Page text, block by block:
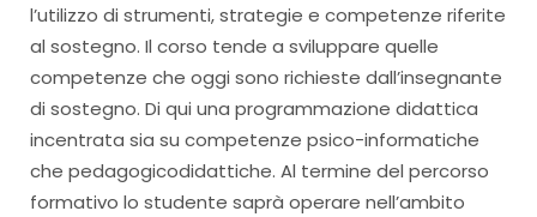
l’utilizzo di strumenti, strategie e competenze riferite
al sostegno. Il corso tende a sviluppare quelle
competenze che oggi sono richieste dall’insegnante
di sostegno. Di qui una programmazione didattica
incentrata sia su competenze psico-informatiche
che pedagogicodidattiche. Al termine del percorso
formativo lo studente saprà operare nell’ambito